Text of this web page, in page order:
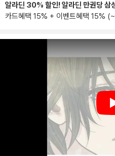
알라딘 30% 할인! 알라딘 만권당 삼
카드혜택 15% + 이벤트혜택 15%